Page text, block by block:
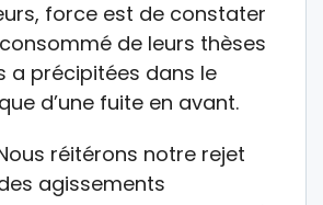
force est de constater
de leurs thèses
a précipitées dans le
d’une fuite en avant.
réitérons notre rejet
agissements